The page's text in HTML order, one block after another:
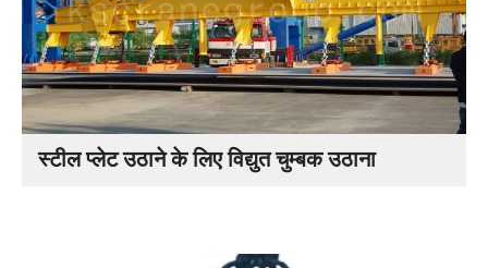
स्टील प्लेट उठाने के लिए विद्युत चुम्बक उठाना